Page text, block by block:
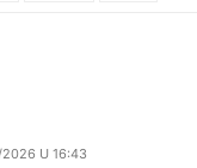
U 16:43